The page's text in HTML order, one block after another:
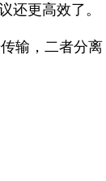
还更高效了。
输，二者分